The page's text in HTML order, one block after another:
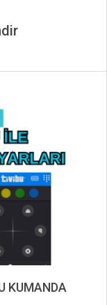
KUMANDA